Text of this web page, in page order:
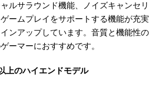
ルサラウンド機能、ノイズキャンセリ
ームプレイをサポートする機能が充実
ンアップしています。音質と機能性の
ーマーにおすすめです。
上のハイエンドモデル